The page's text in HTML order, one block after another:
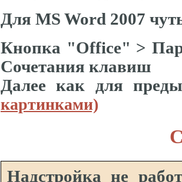
Для MS Word 2007
Кнопка "Office" >
Сочетания клавиш
Далее как для
картинками)
Надстройка не